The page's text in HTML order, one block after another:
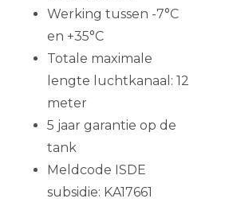
Werking tussen -7°C
en +35°C
Totale maximale
lengte luchtkanaal: 12
meter
5 jaar garantie op de
tank
Meldcode ISDE
subsidie: KA17661